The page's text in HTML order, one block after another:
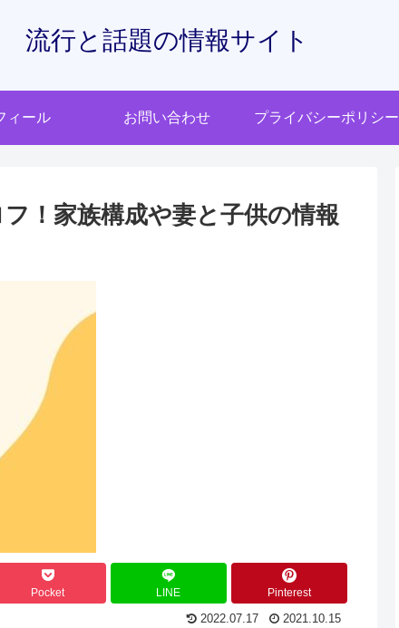
流行と話題の情報サイト
ィール お問い合わせ プライバシーポリシー
！家族構成や妻と子供の情報
Pocket LINE Pinterest
2022.07.17 2021.10.15